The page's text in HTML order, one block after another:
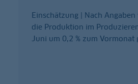
Einschätzung | Nach
die Produktion im
Juni um 0,2 % zum Vormonat